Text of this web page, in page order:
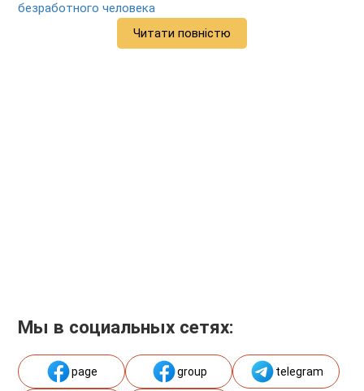
безработного человека
Читати повністю
Мы в социальных сетях:
page group telegram